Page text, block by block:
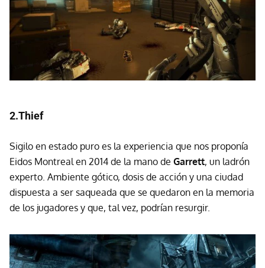
2.Thief
Sigilo en estado puro es la experiencia que nos proponía
Eidos Montreal en 2014 de la mano de Garrett, un ladrón
experto. Ambiente gótico, dosis de acción y una ciudad
dispuesta a ser saqueada que se quedaron en la memoria
de los jugadores y que, tal vez, podrían resurgir.